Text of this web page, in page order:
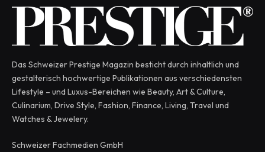
Das Schweizer Prestige Magazin besticht durch inhaltlich und
gestalterisch hochwertige Publikationen aus verschiedensten
Lifestyle – und Luxus-Bereichen wie Beauty, Art & Culture,
Culinarium, Drive Style, Fashion, Finance, Living, Travel und
Watches & Jewelery.
Schweizer Fachmedien GmbH